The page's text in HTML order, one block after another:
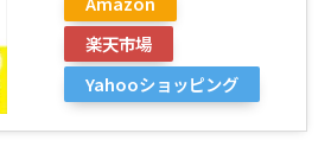
楽天市場
Yahooショッピング
る！研究計画書 書き方実践講座
学 社会人入試の小論文 改訂版 思
とめ方